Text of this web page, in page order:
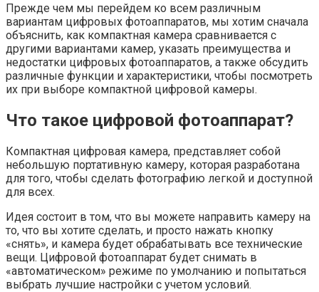
Прежде чем мы перейдем ко всем различным
вариантам цифровых фотоаппаратов, мы хотим сначала
объяснить, как компактная камера сравнивается с
другими вариантами камер, указать преимущества и
недостатки цифровых фотоаппаратов, а также обсудить
различные функции и характеристики, чтобы посмотреть
их при выборе компактной цифровой камеры.
Что такое цифровой фотоаппарат?
Компактная цифровая камера, представляет собой
небольшую портативную камеру, которая разработана
для того, чтобы сделать фотографию легкой и доступной
для всех.
Идея состоит в том, что вы можете направить камеру на
то, что вы хотите сделать, и просто нажать кнопку
«снять», и камера будет обрабатывать все технические
вещи. Цифровой фотоаппарат будет снимать в
«автоматическом» режиме по умолчанию и попытаться
выбрать лучшие настройки с учетом условий.